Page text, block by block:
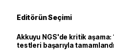
Editörün Seçimi
Akkuyu NGS'de kritik
testleri başarıyla tamamlandı